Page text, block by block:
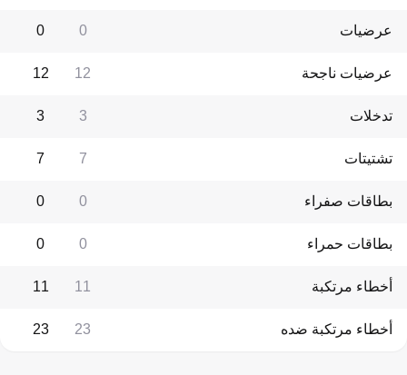
عرضيات 0
0
عرضيات ناجحة 12
12
تدخلات 3
3
تشتيتات 7
7
بطاقات صفراء 0
0
بطاقات حمراء 0
0
أخطاء مرتكبة 11
11
أخطاء مرتكبة ضده 23
23